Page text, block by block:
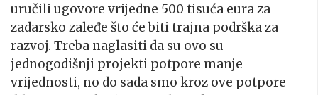
uručili ugovore vrijedne 500 tisuća eura za
zadarsko zaleđe što će biti trajna podrška za
razvoj. Treba naglasiti da su ovo su
jednogodišnji projekti potpore manje
vrijednosti, no do sada smo kroz ove potpore